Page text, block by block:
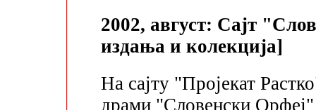
2002, август: Сајт
издања и колекција]
На сајту "Пројекат
драми "Словенски Орфеј"